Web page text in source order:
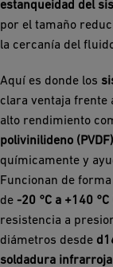
estanqueidad del
por el tamaño
la cercanía del
Aquí es donde los
clara ventaja frente
alto rendimiento
polivinilideno (PVDF)
químicamente y
Funcionan de
de -20 °C a +140 °C
resistencia a
diámetros desde
soldadura